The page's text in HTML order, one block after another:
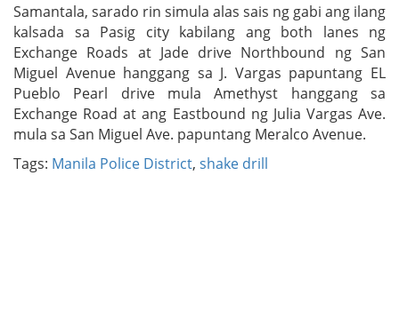
Samantala, sarado rin simula alas sais ng gabi ang ilang
kalsada sa Pasig city kabilang ang both lanes ng
Exchange Roads at Jade drive Northbound ng San
Miguel Avenue hanggang sa J. Vargas papuntang EL
Pueblo Pearl drive mula Amethyst hanggang sa
Exchange Road at ang Eastbound ng Julia Vargas Ave.
mula sa San Miguel Ave. papuntang Meralco Avenue.
Tags: Manila Police District, shake drill